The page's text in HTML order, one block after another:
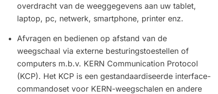
overdracht van de weeggegevens aan uw tablet,
laptop, pc, netwerk, smartphone, printer enz.
Afvragen en bedienen op afstand van de
weegschaal via externe besturingstoestellen of
computers m.b.v. KERN Communication Protocol
(KCP). Het KCP is een gestandaardiseerde interface-
commandoset voor KERN-weegschalen en andere